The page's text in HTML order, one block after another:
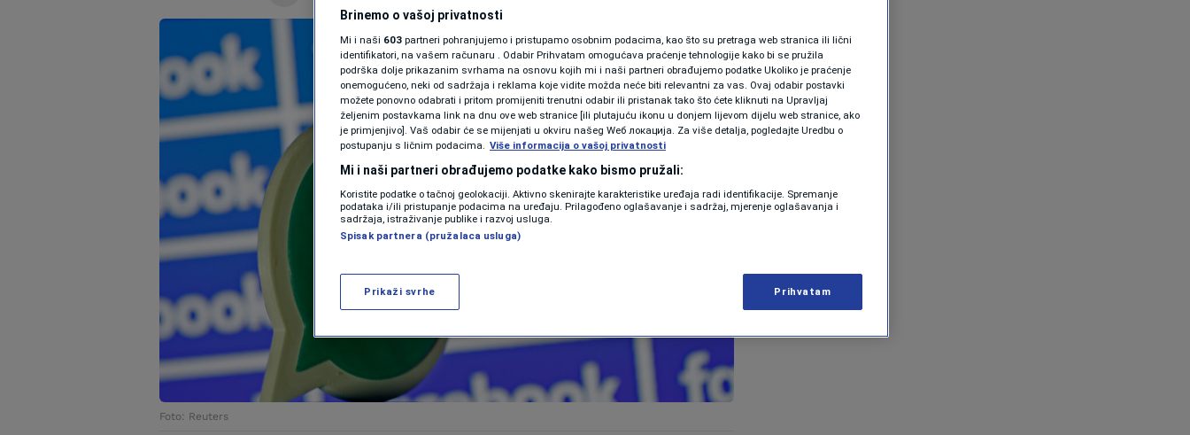
Foto: Reuters
Brinemo o vašoj privatnosti
Mi i naši 603 partneri pohranjujemo i pristupamo osobnim podacima, kao što su pretraga web stranica ili lični
identifikatori, na vašem računaru . Odabir Prihvatam omogućava praćenje tehnologije kako bi se pružila
podrška dolje prikazanim svrhama na osnovu kojih mi i naši partneri obrađujemo podatke Ukoliko je praćenje
onemogućeno, neki od sadržaja i reklama koje vidite možda neće biti relevantni za vas. Ovaj odabir postavki
možete ponovno odabrati i pritom promijeniti trenutni odabir ili pristanak tako što ćete kliknuti na Upravljaj
željenim postavkama link na dnu ove web stranice [ili plutajuću ikonu u donjem lijevom dijelu web stranice, ako
je primjenjivo]. Vaš odabir će se mijenjati u okviru našeg Wеб локација. Za više detalja, pogledajte Uredbu o
postupanju s ličnim podacima. Više informacija o vašoj privatnosti
Mi i naši partneri obrađujemo podatke kako bismo pružali:
Koristite podatke o tačnoj geolokaciji. Aktivno skenirajte karakteristike uređaja radi identifikacije. Spremanje
podataka i/ili pristupanje podacima na uređaju. Prilagođeno oglašavanje i sadržaj, mjerenje oglašavanja i
sadržaja, istraživanje publike i razvoj usluga.
Spisak partnera (pružalaca usluga)
Prikaži svrhe Prihvatam